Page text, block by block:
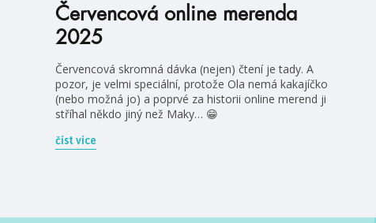
Červencová online merenda
2025
Červencová skromná dávka (nejen) čtení je tady. A
pozor, je velmi speciální, protože Ola nemá kakajíčko
(nebo možná jo) a poprvé za historii online merend ji
stříhal někdo jiný než Maky… 😁
číst více